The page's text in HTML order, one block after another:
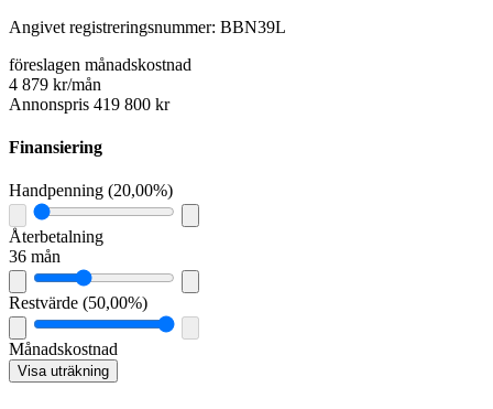
Angivet registreringsnummer: BBN39L
föreslagen månadskostnad
4 879 kr/mån
Annonspris 419 800 kr
Finansiering
Handpenning (20,00%)
Återbetalning
36 mån
Restvärde (50,00%)
Månadskostnad
Visa uträkning